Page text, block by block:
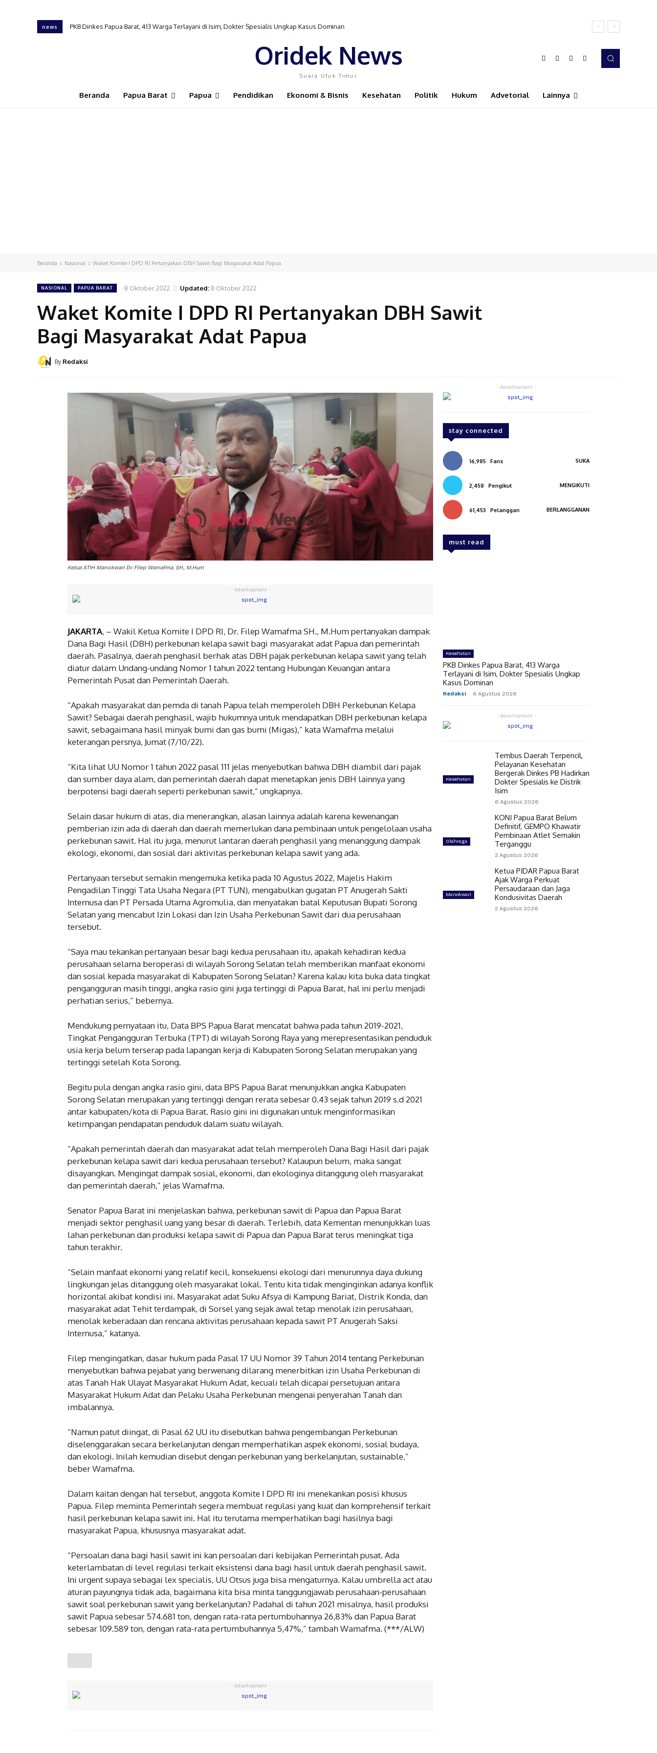
news PKB Dinkes Papua Barat, 413 Warga Terlayani di Isim, Dokter Spesialis Ungkap Kasus Dominan
Oridek News
Suara Ufuk Timur
Beranda Papua Barat Papua Pendidikan Ekonomi & Bisnis Kesehatan Politik Hukum Advetorial Lainnya
Beranda Nasional Waket Komite I DPD RI Pertanyakan DBH Sawit Bagi Masyarakat Adat Papua
NASIONAL PAPUA BARAT 8 Oktober 2022 Updated: 8 Oktober 2022
Waket Komite I DPD RI Pertanyakan DBH Sawit
Bagi Masyarakat Adat Papua
By Redaksi
Ketua STIH Manokwari Dr. Filep Wamafma, SH., M.Hum
- Advertisement -
JAKARTA, – Wakil Ketua Komite I DPD RI, Dr. Filep Wamafma SH., M.Hum pertanyakan dampak
Dana Bagi Hasil (DBH) perkebunan kelapa sawit bagi masyarakat adat Papua dan pemerintah
daerah. Pasalnya, daerah penghasil berhak atas DBH pajak perkebunan kelapa sawit yang telah
diatur dalam Undang-undang Nomor 1 tahun 2022 tentang Hubungan Keuangan antara
Pemerintah Pusat dan Pemerintah Daerah.
“Apakah masyarakat dan pemda di tanah Papua telah memperoleh DBH Perkebunan Kelapa
Sawit? Sebagai daerah penghasil, wajib hukumnya untuk mendapatkan DBH perkebunan kelapa
sawit, sebagaimana hasil minyak bumi dan gas bumi (Migas),” kata Wamafma melalui
keterangan persnya, Jumat (7/10/22).
“Kita lihat UU Nomor 1 tahun 2022 pasal 111 jelas menyebutkan bahwa DBH diambil dari pajak
dan sumber daya alam, dan pemerintah daerah dapat menetapkan jenis DBH lainnya yang
berpotensi bagi daerah seperti perkebunan sawit,” ungkapnya.
Selain dasar hukum di atas, dia menerangkan, alasan lainnya adalah karena kewenangan
pemberian izin ada di daerah dan daerah memerlukan dana pembinaan untuk pengelolaan usaha
perkebunan sawit. Hal itu juga, menurut lantaran daerah penghasil yang menanggung dampak
ekologi, ekonomi, dan sosial dari aktivitas perkebunan kelapa sawit yang ada.
Pertanyaan tersebut semakin mengemuka ketika pada 10 Agustus 2022, Majelis Hakim
Pengadilan Tinggi Tata Usaha Negara (PT TUN), mengabulkan gugatan PT Anugerah Sakti
Internusa dan PT Persada Utama Agromulia, dan menyatakan batal Keputusan Bupati Sorong
Selatan yang mencabut Izin Lokasi dan Izin Usaha Perkebunan Sawit dari dua perusahaan
tersebut.
“Saya mau tekankan pertanyaan besar bagi kedua perusahaan itu, apakah kehadiran kedua
perusahaan selama beroperasi di wilayah Sorong Selatan telah memberikan manfaat ekonomi
dan sosial kepada masyarakat di Kabupaten Sorong Selatan? Karena kalau kita buka data tingkat
pengangguran masih tinggi, angka rasio gini juga tertinggi di Papua Barat, hal ini perlu menjadi
perhatian serius,” bebernya.
Mendukung pernyataan itu, Data BPS Papua Barat mencatat bahwa pada tahun 2019-2021,
Tingkat Pengangguran Terbuka (TPT) di wilayah Sorong Raya yang merepresentasikan penduduk
usia kerja belum terserap pada lapangan kerja di Kabupaten Sorong Selatan merupakan yang
tertinggi setelah Kota Sorong.
Begitu pula dengan angka rasio gini, data BPS Papua Barat menunjukkan angka Kabupaten
Sorong Selatan merupakan yang tertinggi dengan rerata sebesar 0.43 sejak tahun 2019 s.d 2021
antar kabupaten/kota di Papua Barat. Rasio gini ini digunakan untuk menginformasikan
ketimpangan pendapatan penduduk dalam suatu wilayah.
“Apakah pemerintah daerah dan masyarakat adat telah memperoleh Dana Bagi Hasil dari pajak
perkebunan kelapa sawit dari kedua perusahaan tersebut? Kalaupun belum, maka sangat
disayangkan. Mengingat dampak sosial, ekonomi, dan ekologinya ditanggung oleh masyarakat
dan pemerintah daerah,” jelas Wamafma.
Senator Papua Barat ini menjelaskan bahwa, perkebunan sawit di Papua dan Papua Barat
menjadi sektor penghasil uang yang besar di daerah. Terlebih, data Kementan menunjukkan luas
lahan perkebunan dan produksi kelapa sawit di Papua dan Papua Barat terus meningkat tiga
tahun terakhir.
“Selain manfaat ekonomi yang relatif kecil, konsekuensi ekologi dari menurunnya daya dukung
lingkungan jelas ditanggung oleh masyarakat lokal. Tentu kita tidak menginginkan adanya konflik
horizontal akibat kondisi ini. Masyarakat adat Suku Afsya di Kampung Bariat, Distrik Konda, dan
masyarakat adat Tehit terdampak, di Sorsel yang sejak awal tetap menolak izin perusahaan,
menolak keberadaan dan rencana aktivitas perusahaan kepada sawit PT Anugerah Saksi
Internusa,” katanya.
Filep mengingatkan, dasar hukum pada Pasal 17 UU Nomor 39 Tahun 2014 tentang Perkebunan
menyebutkan bahwa pejabat yang berwenang dilarang menerbitkan izin Usaha Perkebunan di
atas Tanah Hak Ulayat Masyarakat Hukum Adat, kecuali telah dicapai persetujuan antara
Masyarakat Hukum Adat dan Pelaku Usaha Perkebunan mengenai penyerahan Tanah dan
imbalannya.
“Namun patut diingat, di Pasal 62 UU itu disebutkan bahwa pengembangan Perkebunan
diselenggarakan secara berkelanjutan dengan memperhatikan aspek ekonomi, sosial budaya,
dan ekologi. Inilah kemudian disebut dengan perkebunan yang berkelanjutan, sustainable,”
beber Wamafma.
Dalam kaitan dengan hal tersebut, anggota Komite I DPD RI ini menekankan posisi khusus
Papua. Filep meminta Pemerintah segera membuat regulasi yang kuat dan komprehensif terkait
hasil perkebunan kelapa sawit ini. Hal itu terutama memperhatikan bagi hasilnya bagi
masyarakat Papua, khususnya masyarakat adat.
“Persoalan dana bagi hasil sawit ini kan persoalan dari kebijakan Pemerintah pusat. Ada
keterlambatan di level regulasi terkait eksistensi dana bagi hasil untuk daerah penghasil sawit.
Ini urgent supaya sebagai lex specialis, UU Otsus juga bisa mengaturnya. Kalau umbrella act atau
aturan payungnya tidak ada, bagaimana kita bisa minta tanggungjawab perusahaan-perusahaan
sawit soal perkebunan sawit yang berkelanjutan? Padahal di tahun 2021 misalnya, hasil produksi
sawit Papua sebesar 574.681 ton, dengan rata-rata pertumbuhannya 26,83% dan Papua Barat
sebesar 109.589 ton, dengan rata-rata pertumbuhannya 5,47%,” tambah Wamafma. (***/ALW)
- Advertisement -
- Advertisement -
stay connected
16,985 Fans SUKA
2,458 Pengikut MENGIKUTI
61,453 Pelanggan BERLANGGANAN
must read
Kesehatan
PKB Dinkes Papua Barat, 413 Warga
Terlayani di Isim, Dokter Spesialis Ungkap
Kasus Dominan
Redaksi - 6 Agustus 2026
- Advertisement -
Kesehatan
Tembus Daerah Terpencil,
Pelayanan Kesehatan
Bergerak Dinkes PB Hadirkan
Dokter Spesialis ke Distrik
Isim
6 Agustus 2026
Olahraga
KONI Papua Barat Belum
Definitif, GEMPO Khawatir
Pembinaan Atlet Semakin
Terganggu
2 Agustus 2026
Manokwari
Ketua PIDAR Papua Barat
Ajak Warga Perkuat
Persaudaraan dan Jaga
Kondusivitas Daerah
2 Agustus 2026